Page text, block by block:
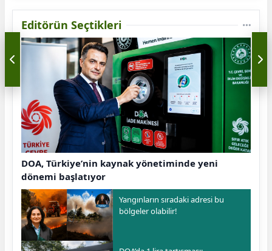
Editörün Seçtikleri
DOA, Türkiye’nin kaynak yönetiminde yeni
dönemi başlatıyor
Yangınların sıradaki adresi bu
bölgeler olabilir!